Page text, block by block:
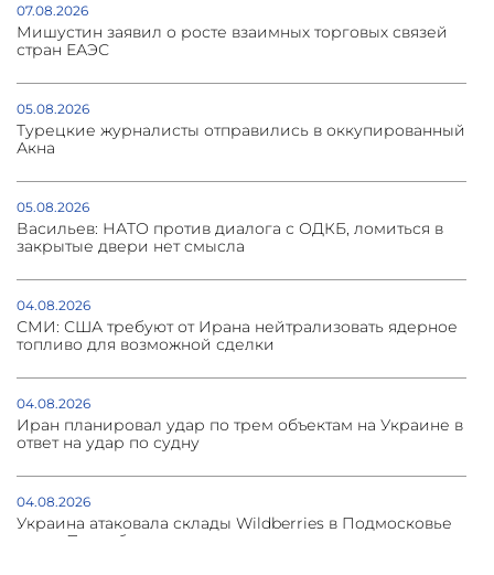
07.08.2026
Мишустин заявил о росте взаимных торговых связей
стран ЕАЭС
05.08.2026
Турецкие журналисты отправились в оккупированный
Акна
05.08.2026
Васильев: НАТО против диалога с ОДКБ, ломиться в
закрытые двери нет смысла
04.08.2026
СМИ: США требуют от Ирана нейтрализовать ядерное
топливо для возможной сделки
04.08.2026
Иран планировал удар по трем объектам на Украине в
ответ на удар по судну
04.08.2026
Украина атаковала склады Wildberries в Подмосковье
и под Петербургом